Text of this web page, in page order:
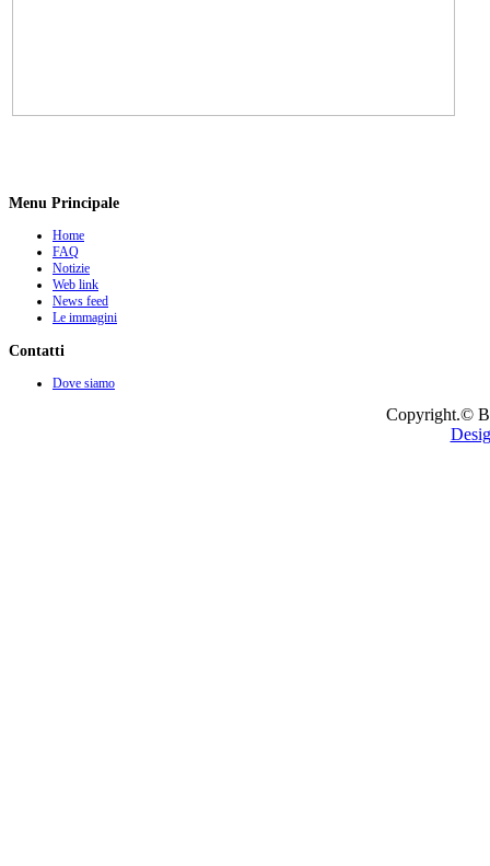
Menu Principale
Home
FAQ
Notizie
Web link
News feed
Le immagini
Contatti
Dove siamo
Copyright.©